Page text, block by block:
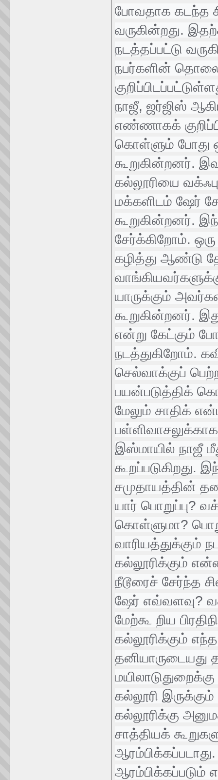
போவதாக கடந்த
வருகின்றது.
நடத்தப்பட்டு
நபர்களின்
நாஜீ, ஜர்ஜிஸ்
எண்ணாகக்
கொள்ளும் போது
கூறுகின்றனர்.
கல்லூரியை
மக்களிடம் ஷேர்
கூறுகின்றனர்.
சேர்க்கிறோம்.
கழித்து ஆண்டு
யாருக்கும்
கூறுகின்றனர்.
என்று கேட்கும்
நடத்துகிறோம்.
செல்வாக்குப்
பயன்படுத்திக்
மேலும் சாதிக்
பள்ளிவாசலுக்காக
இஸ்மாயில் நாஜீ
கூறப்படுகிறது.
சமுதாயத்தின்
யார் பொறுப்பு?
கொள்ளுமா?
வாரியத்துக்கும்
கல்லூரிக்கும்
நீடூரைச் சேர்ந்த
ஷேர் எவ்வளவு?
மேற்கூ றிய
கல்லூரிக்கும்
தனியாருடையது
கல்லூரி
கல்லூரிக்கு
சாத்தியக்
ஆரம்பிக்கப்படும்